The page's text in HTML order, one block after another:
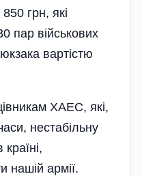
грн, які
пар військових
вартістю
ХАЕС, які,
нестабі­льну
нашій армії.